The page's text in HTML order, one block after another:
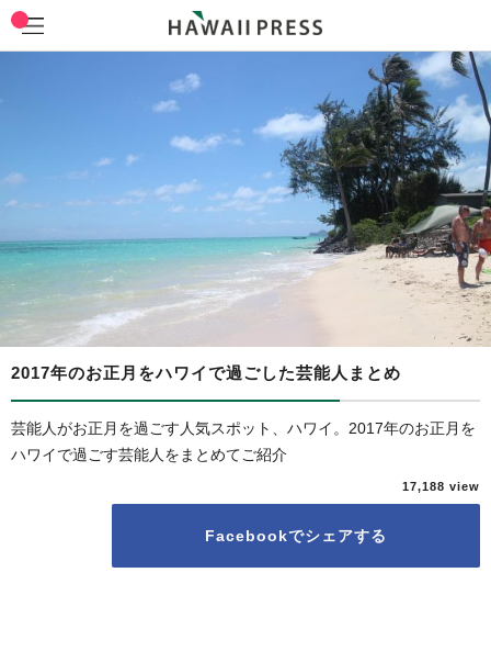
2017年のお正月をハワイで過ごした芸能人まとめ
芸能人がお正月を過ごす人気スポット、ハワイ。2017年のお正月を
ハワイで過ごす芸能人をまとめてご紹介
17,188
Facebookでシェアする